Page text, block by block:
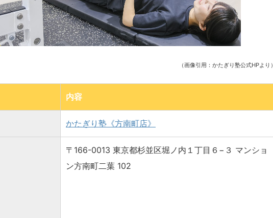
（画像引用：かたぎり塾公式HPより）
内容
かたぎり塾《方南町店》
〒166-0013 東京都杉並区堀ノ内１丁目６−３ マンショ
ン方南町二葉 102